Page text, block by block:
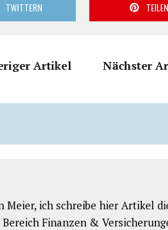
TWITTERN TEILEN
Artikel Nächster
Meier, ich schreibe hier Artikel
Finanzen &